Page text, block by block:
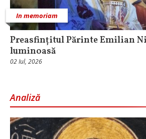
In memoriam
Preasfințitul Părinte Emilian
luminoasă
02 Iul, 2026
Analiză